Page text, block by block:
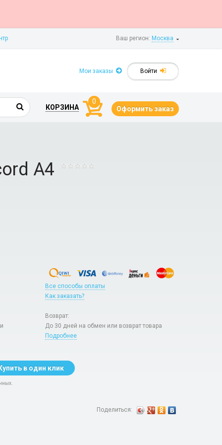
Ваш регион: Москва
Войти
Мои заказы
КОРЗИНА
0
Оформить заказ
A4
Все способы оплаты
Как заказать?
Возврат:
До 30 дней на обмен или возврат товара
Подробнее
Купить в один клик
Поделиться: